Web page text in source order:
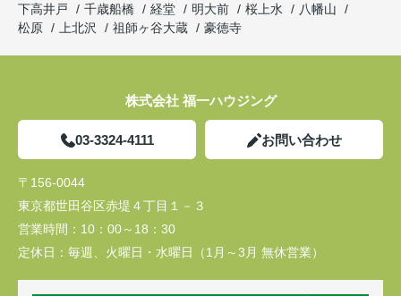
下高井戸
千歳船橋 経堂 明大前 桜上水
八幡山
松原
上北沢 祖師ヶ谷大蔵 豪徳寺
株式会社 福一ハウジング
03-3324-4111 お問い合わせ
〒156-0044
東京都世田谷区赤堤４丁目１－３
営業時間： 10：00～18：30
定休日： 毎週、火曜日・水曜日（1月～3月 無休営業）